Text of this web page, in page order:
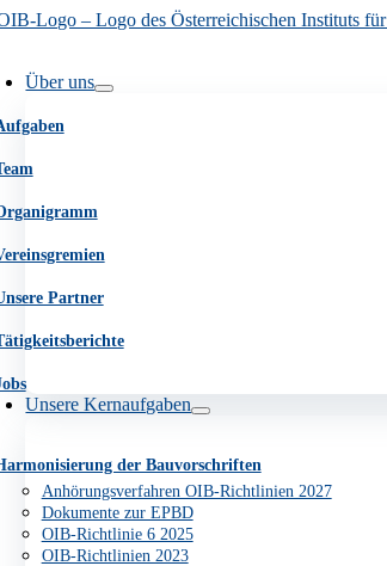
Go
Zum
Über uns
Partner
Unsere Kernaufgaben
der Bauvorschriften
Anhörungsverfahren OIB-Richtlinien 2027
Dokumente zur EPBD
OIB-Richtlinie 6 2025
OIB-Richtlinien 2023